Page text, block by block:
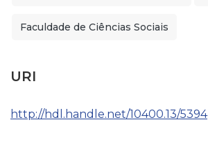
Faculdade de Ciências Sociais
URI
http://hdl.handle.net/10400.13/5394